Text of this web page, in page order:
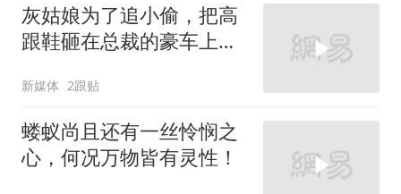
灰姑娘为了追小偷，把高
跟鞋砸在总裁的豪车上，
新媒体 2跟贴
蝼蚁尚且还有一丝怜悯之
心，何况万物皆有灵性！